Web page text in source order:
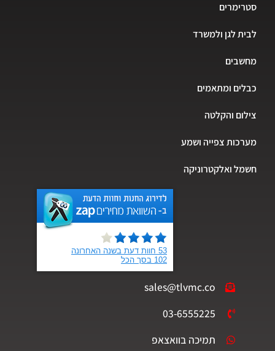
סטרימרים
לבית לגן ולמשרד
מחשבים
כבלים ומתאמים
צילום והקלטה
מערכות צפייה ושמע
חשמל ואלקטרוניקה
sales@tlvmc.co
03-6555225
תמיכה בוואצאפ